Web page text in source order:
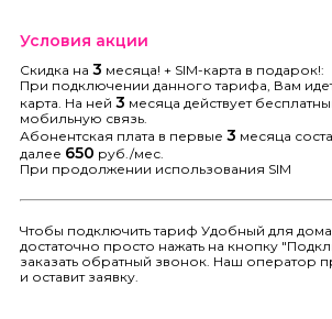
Условия акции
Скидка на 3 месяца! + SIM-карта в подарок!:
При подключении данного тарифа, Вам
карта. На ней 3 месяца действует
мобильную связь.
Абонентская плата в первые 3 месяца
далее 650 руб./мес.
При продолжении использования SIM
Чтобы подключить тариф Удобный для
достаточно просто нажать на кнопку
заказать обратный звонок. Наш оператор
и оставит заявку.